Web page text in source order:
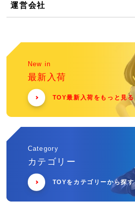
運営会社
New in
最新入荷
TOY最新入荷をもっと見る
Category
カテゴリー
TOYをカテゴリーから探す